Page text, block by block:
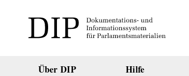
Über DIP Hilfe